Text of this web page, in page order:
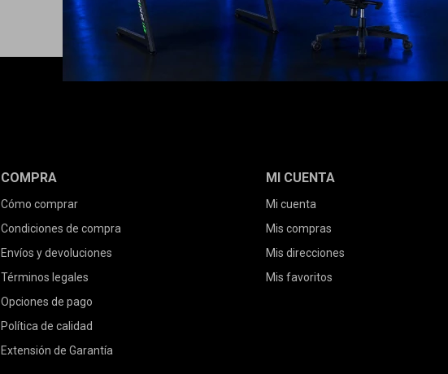
COMPRA
Cómo comprar
Condiciones de compra
Envíos y devoluciones
Términos legales
Opciones de pago
Política de calidad
Extensión de Garantía
MI CUENTA
Mi cuenta
Mis compras
Mis direcciones
Mis favoritos